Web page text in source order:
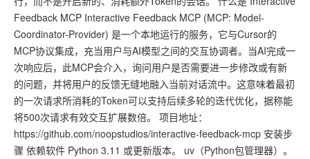
Feedback MCP Interactive Feedback MCP (MCP: Model-
Coordinator-Provider) 是一个本地运行的服务，它与Cursor的
MCP协议集成，充当用户与AI模型之间的交互协调者。当AI完成一
次响应后，此MCP会介入，询问用户是否需要进一步修改或有新
的问题，并将用户的反馈无缝地融入当前对话流中。这意味着最初
的一次请求所消耗的Token可以支持后续多轮的迭代优化，据称能
将500次请求有效交互扩展数倍。 项目地址：
https://github.com/noopstudios/interactive-feedback-mcp 安装步
骤 依赖软件 Python 3.11 或更新版本。 uv（Python包管理器）。